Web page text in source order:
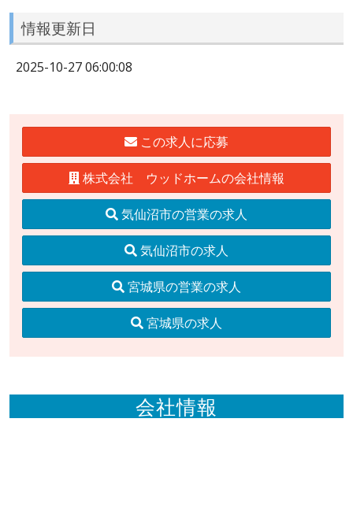
情報更新日
2025-10-27 06:00:08
この求人に応募
株式会社 ウッドホームの会社情報
気仙沼市の営業の求人
気仙沼市の求人
宮城県の営業の求人
宮城県の求人
会社情報